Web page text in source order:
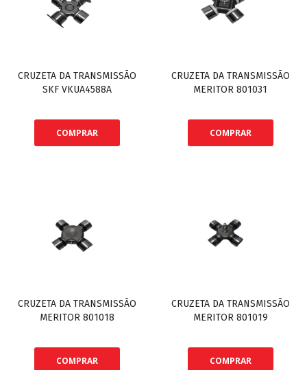
CRUZETA DA TRANSMISSÃO
SKF VKUA4588A
COMPRAR
CRUZETA DA TRANSMISSÃO
MERITOR 801031
COMPRAR
CRUZETA DA TRANSMISSÃO
MERITOR 801018
COMPRAR
CRUZETA DA TRANSMISSÃO
MERITOR 801019
COMPRAR